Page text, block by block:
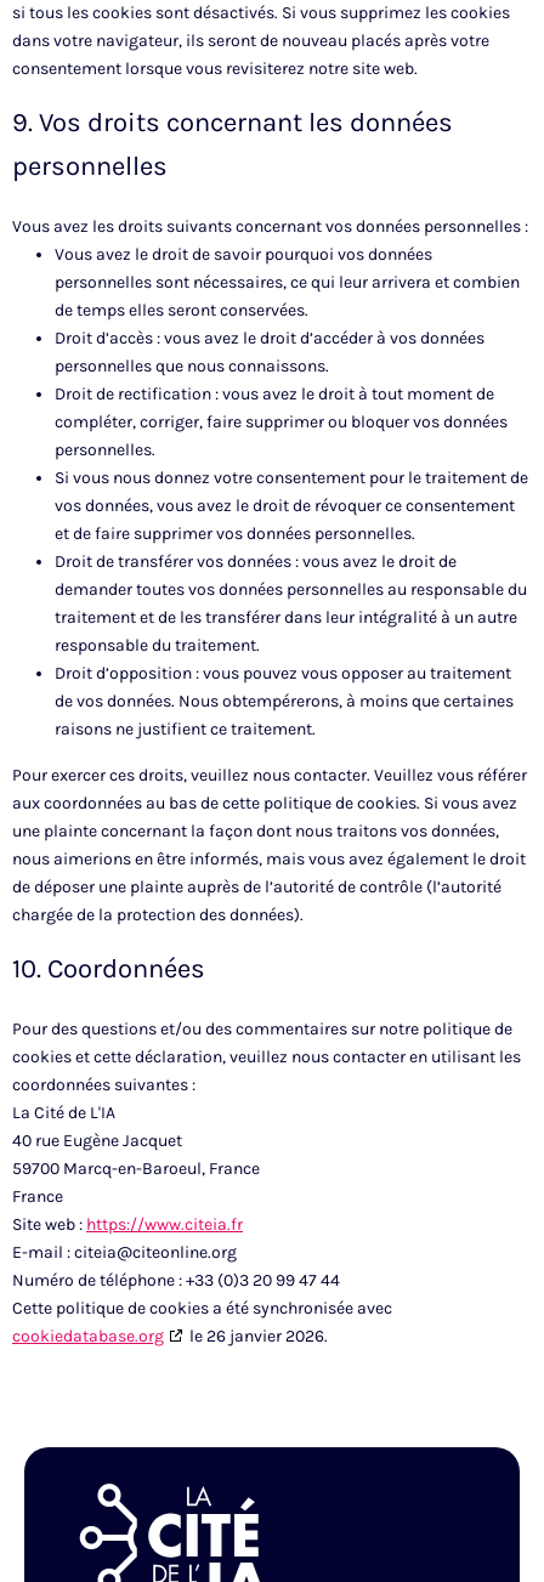
si tous les cookies sont désactivés. Si vous supprimez les cookies
dans votre navigateur, ils seront de nouveau placés après votre
consentement lorsque vous revisiterez notre site web.
9. Vos droits concernant les données
personnelles
Vous avez les droits suivants concernant vos données personnelles :
Vous avez le droit de savoir pourquoi vos données
personnelles sont nécessaires, ce qui leur arrivera et combien
de temps elles seront conservées.
Droit d’accès : vous avez le droit d’accéder à vos données
personnelles que nous connaissons.
Droit de rectification : vous avez le droit à tout moment de
compléter, corriger, faire supprimer ou bloquer vos données
personnelles.
Si vous nous donnez votre consentement pour le traitement de
vos données, vous avez le droit de révoquer ce consentement
et de faire supprimer vos données personnelles.
Droit de transférer vos données : vous avez le droit de
demander toutes vos données personnelles au responsable du
traitement et de les transférer dans leur intégralité à un autre
responsable du traitement.
Droit d’opposition : vous pouvez vous opposer au traitement
de vos données. Nous obtempérerons, à moins que certaines
raisons ne justifient ce traitement.
Pour exercer ces droits, veuillez nous contacter. Veuillez vous référer
aux coordonnées au bas de cette politique de cookies. Si vous avez
une plainte concernant la façon dont nous traitons vos données,
nous aimerions en être informés, mais vous avez également le droit
de déposer une plainte auprès de l’autorité de contrôle (l’autorité
chargée de la protection des données).
10. Coordonnées
Pour des questions et/ou des commentaires sur notre politique de
cookies et cette déclaration, veuillez nous contacter en utilisant les
coordonnées suivantes :
La Cité de L'IA
40 rue Eugène Jacquet
59700 Marcq-en-Baroeul, France
France
Site web : https://www.citeia.fr
E-mail :citeia@citeonline.org
Numéro de téléphone : +33 (0)3 20 99 47 44
Cette politique de cookies a été synchronisée avec
cookiedatabase.org
le 26 janvier 2026.